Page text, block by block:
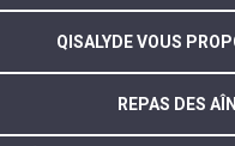
QISALYDE VOUS
REPAS DES